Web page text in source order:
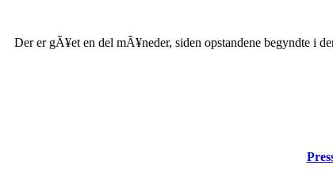
Der er gÃ¥et en del mÃ¥neder, siden opstandene begyndte i